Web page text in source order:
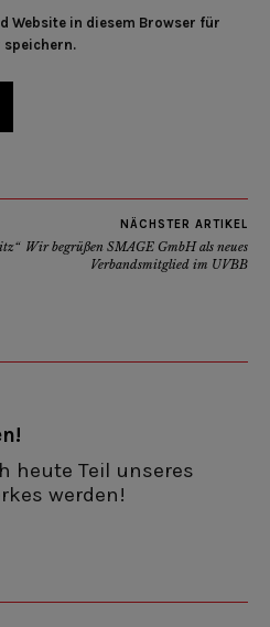
Website in diesem Browser für
speichern.
NÄCHSTER ARTIKEL
Wir begrüßen SMAGE GmbH als neues
Verbandsmitglied im UVBB
heute Teil unseres
werden!